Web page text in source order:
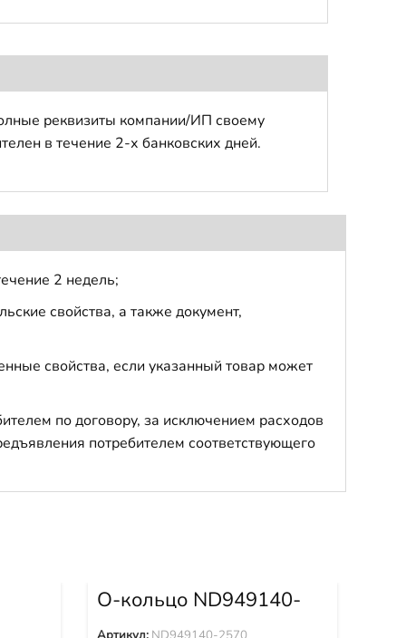
реквизиты компании/ИП своему
в течение 2-х банковских дней.
2 недель;
свойства, а также документ,
свойства, если указанный товар может
по договору, за исключением расходов
потребителем соответствующего
О-кольцо ND949140-
2570